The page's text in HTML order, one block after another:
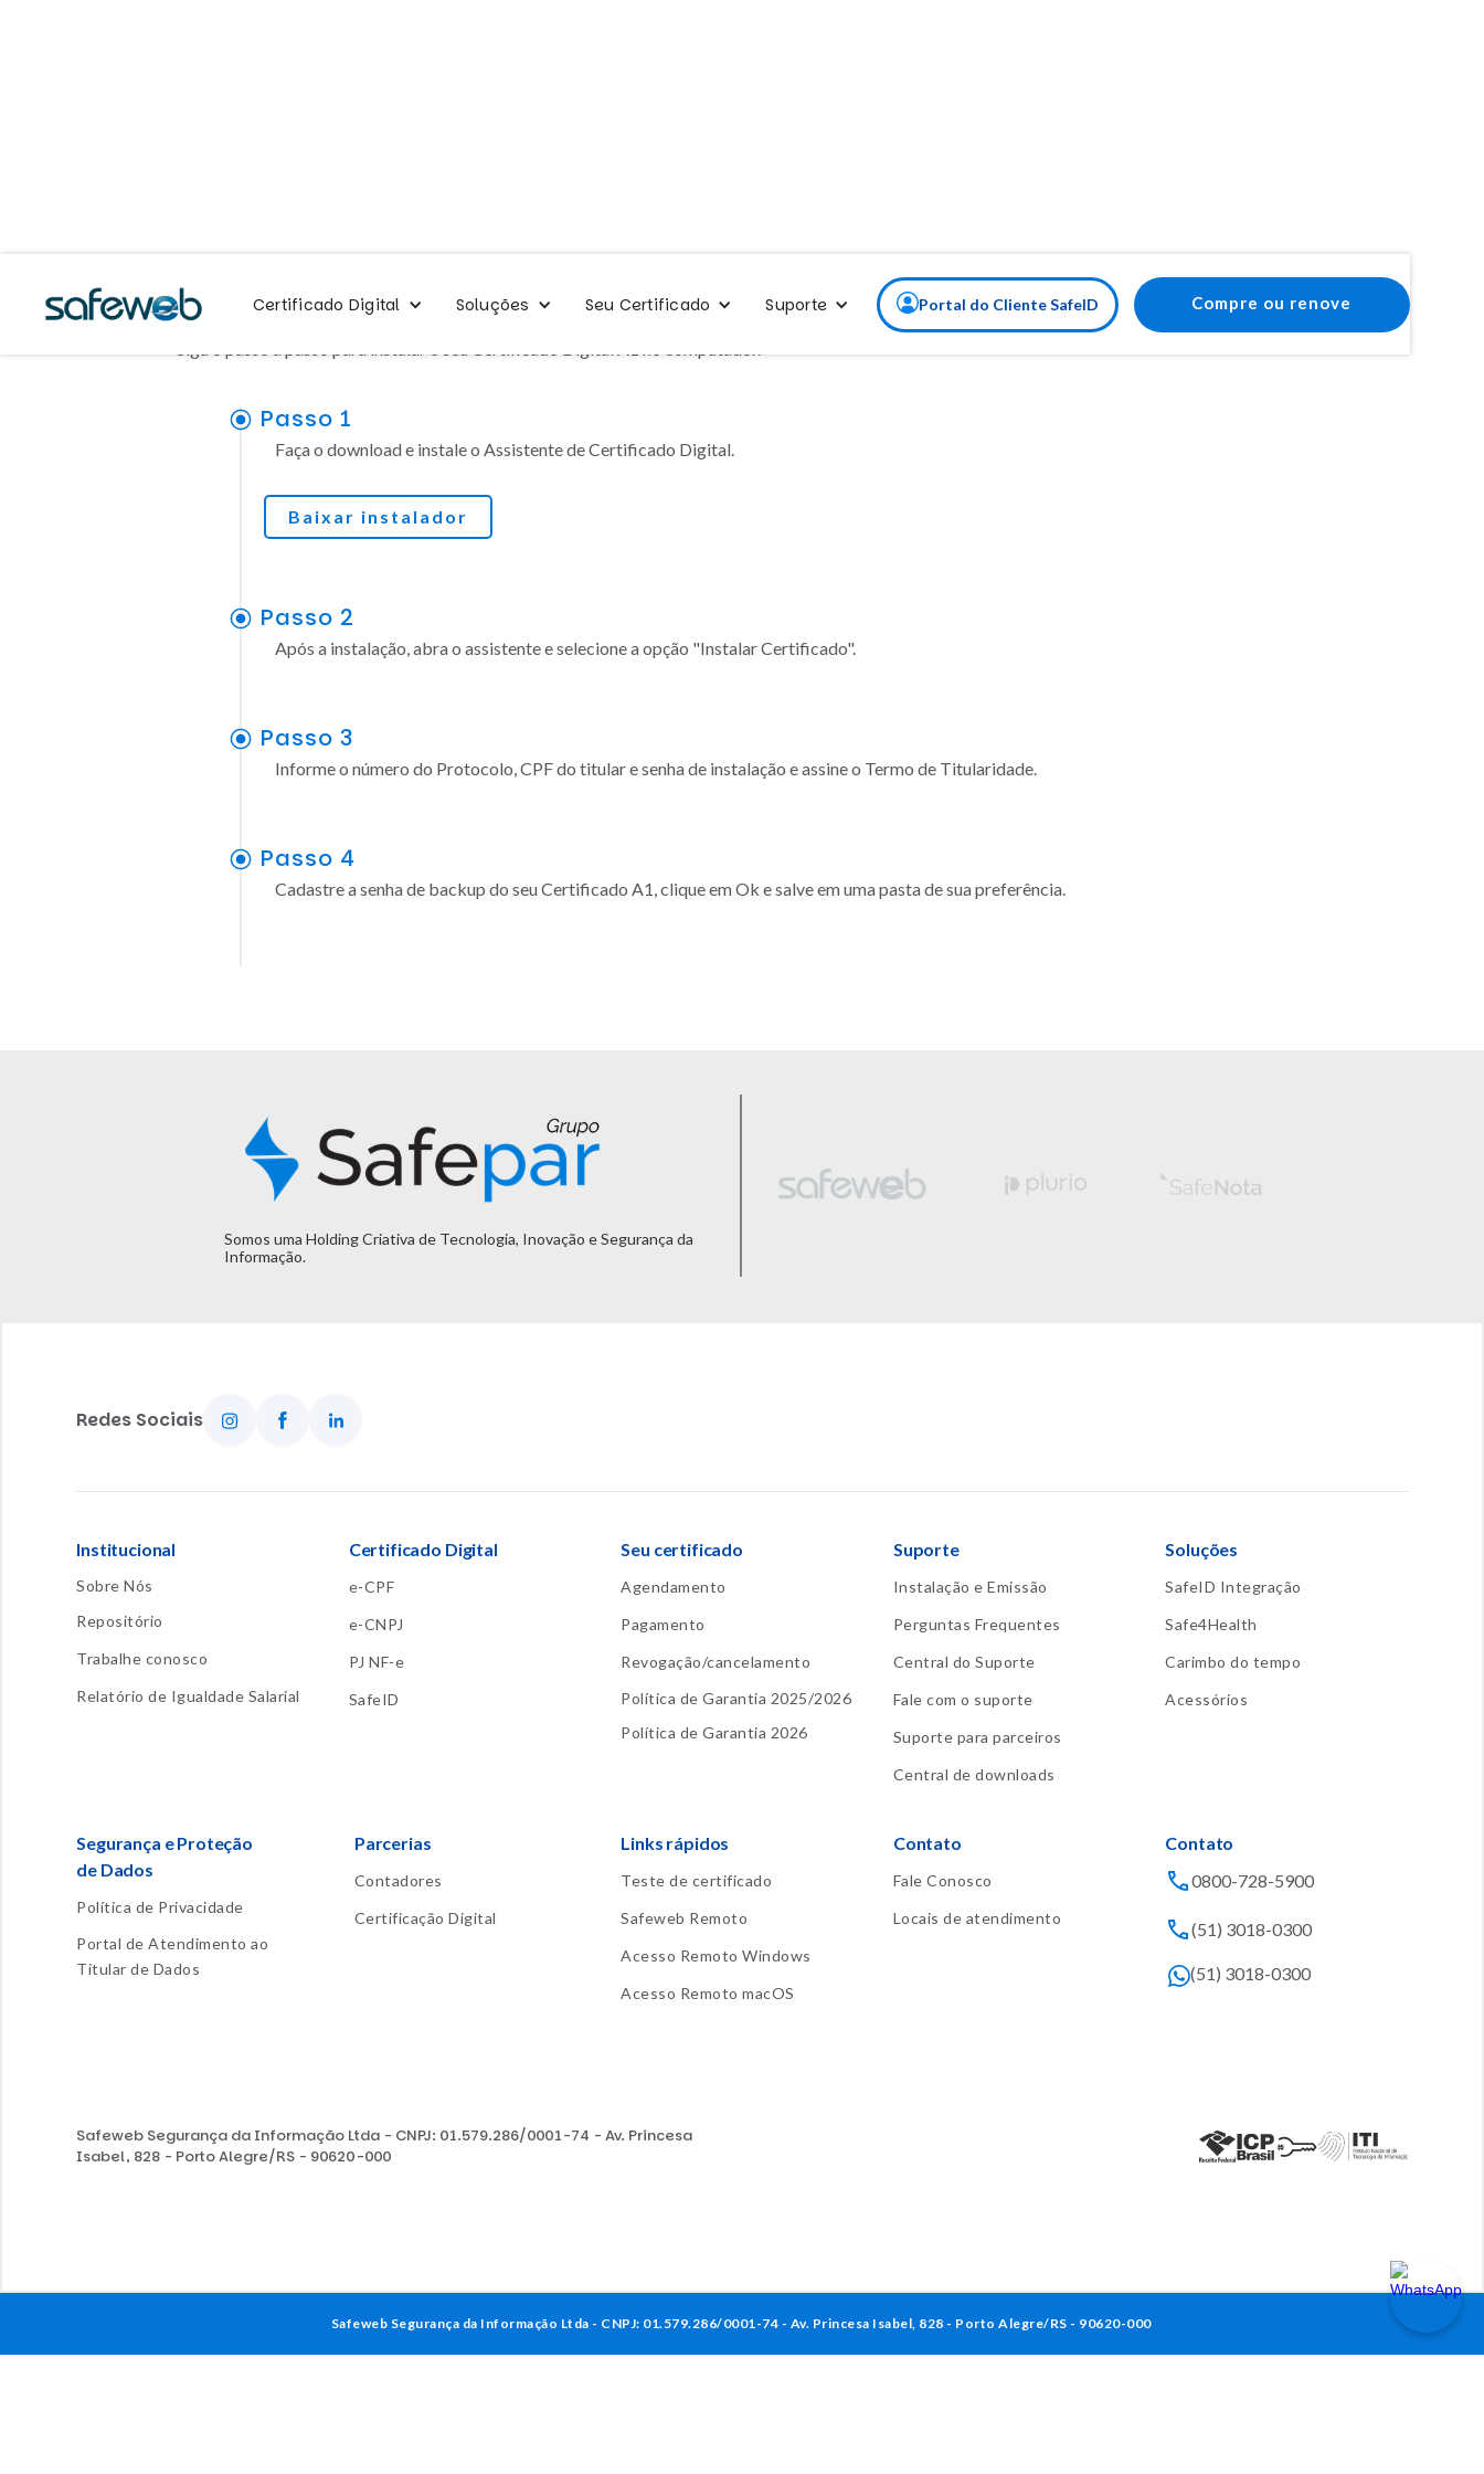
Certificado Digital Soluções Seu Certificado Suporte Portal do Cliente SafeID Compre ou renove
A1 - Arquivo -Videoconferência
Passo 1
Faça o download e instale o Assistente de Certificado Digital.
Baixar instalador
Passo 2
Após a instalação, abra o assistente e selecione a opção "Instalar Certificado".
Passo 3
Informe o número do Protocolo, CPF do titular e senha de instalação e assine o Termo de Titularidade.
Passo 4
Cadastre a senha de backup do seu Certificado A1, clique em Ok e salve em uma pasta de sua preferência.
Somos uma Holding Criativa de Tecnologia, Inovação e Segurança da
Informação.
Redes Sociais
Institucional
Sobre Nós
Repositório
Trabalhe conosco
Relatório de Igualdade Salarial
Certificado Digital
e-CPF
e-CNPJ
PJ NF-e
SafeID
Seu certificado
Agendamento
Pagamento
Revogação/cancelamento
Política de Garantia 2025/2026
Política de Garantia 2026
Suporte
Instalação e Emissão
Perguntas Frequentes
Central do Suporte
Fale com o suporte
Suporte para parceiros
Central de downloads
Soluções
SafeID Integração
Safe4Health
Carimbo do tempo
Acessórios
Segurança e Proteção
de Dados
Política de Privacidade
Portal de Atendimento ao
Titular de Dados
Parcerias
Contadores
Certificação Digital
Links rápidos
Teste de certificado
Safeweb Remoto
Acesso Remoto Windows
Acesso Remoto macOS
Contato
Fale Conosco
Locais de atendimento
Contato
0800-728-5900
(51) 3018-0300
(51) 3018-0300
Safeweb Segurança da Informação Ltda - CNPJ: 01.579.286/0001-74 - Av. Princesa
Isabel, 828 - Porto Alegre/RS - 90620-000
Safeweb Segurança da Informação Ltda - CNPJ: 01.579.286/0001-74 - Av. Princesa Isabel, 828 - Porto Alegre/RS - 90620-000